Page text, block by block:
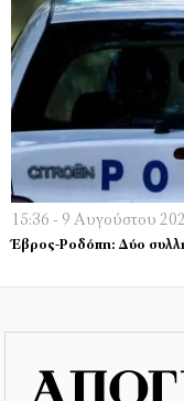
15:36 - 9 Αυγούστου
Έβρος-Ροδόπη: Δύο